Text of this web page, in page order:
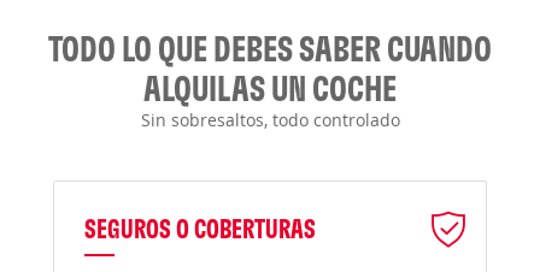
TODO LO QUE DEBES SABER CUANDO
ALQUILAS UN COCHE
Sin sobresaltos, todo controlado
SEGUROS O COBERTURAS